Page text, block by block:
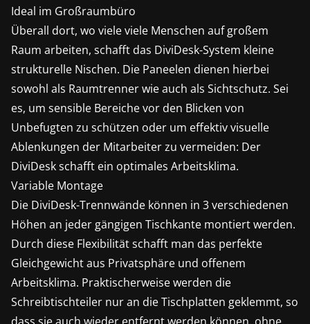
Ideal im Großraumbüro
Überall dort, wo viele viele Menschen auf großem
Raum arbeiten, schafft das DiviDesk-System kleine
strukturelle Nischen. Die Paneelen dienen hierbei
sowohl als Raumtrenner wie auch als Sichtschutz. Sei
es, um sensible Bereiche vor den Blicken von
Unbefugten zu schützen oder um effektiv visuelle
Ablenkungen der Mitarbeiter zu vermeiden: Der
DiviDesk schafft ein optimales Arbeitsklima.
Variable Montage
Die DiviDesk-Trennwände können in 3 verschiedenen
Höhen an jeder gängigen Tischkante montiert werden.
Durch diese Flexibilität schafft man das perfekte
Gleichgewicht aus Privatsphäre und offenem
Arbeitsklima. Praktischerweise werden die
Schreibtischteiler nur an die Tischplatten geklemmt, so